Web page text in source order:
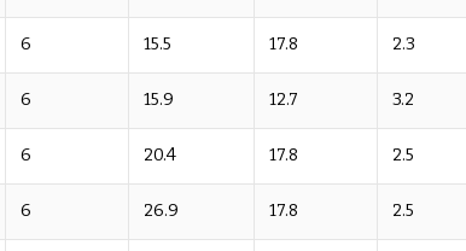
6 15.5 17.8 2.3
6 15.9 12.7 3.2
6 20.4 17.8 2.5
6 26.9 17.8 2.5